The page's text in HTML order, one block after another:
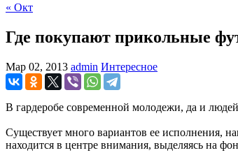
« Окт
Где покупают прикольные
Мар 02, 2013 admin Интересное
В гардеробе современной молодежи, да и
Существует много вариантов ее исполнения,
находится в центре внимания, выделяясь на